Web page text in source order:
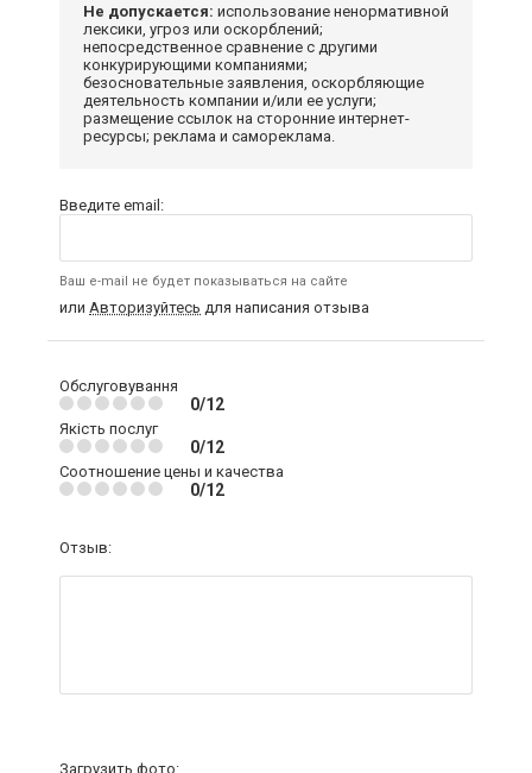
Не допускается: использование ненормативной
лексики, угроз или оскорблений;
непосредственное сравнение с другими
конкурирующими компаниями;
безосновательные заявления, оскорбляющие
деятельность компании и/или ее услуги;
размещение ссылок на сторонние интернет-
ресурсы; реклама и самореклама.
Введите email:
Ваш e-mail не будет показываться на сайте
или Авторизуйтесь для написания отзыва
Обслуговування
0/12
Якість послуг
0/12
Соотношение цены и качества
0/12
Отзыв:
Загрузить фото: